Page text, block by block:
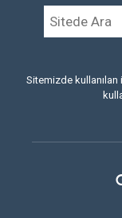
Sitemizde kullanılan